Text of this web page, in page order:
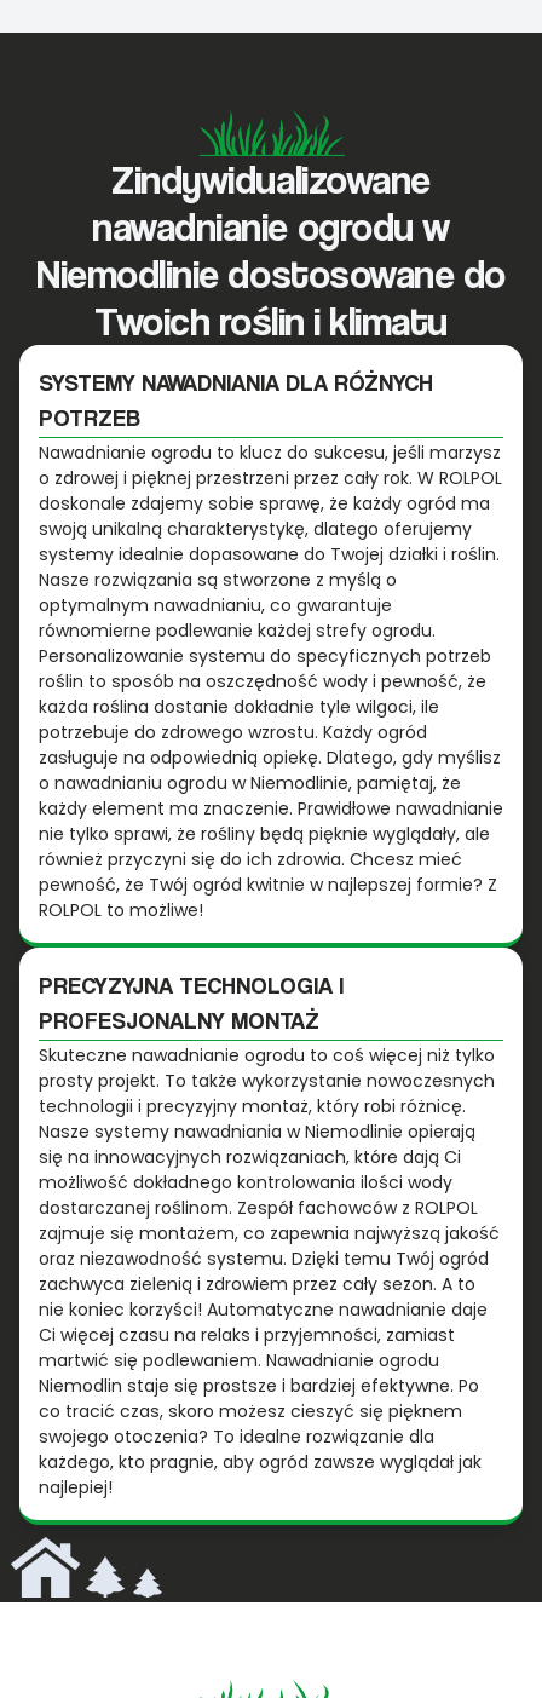
Zindywidualizowane
nawadnianie ogrodu w
Niemodlinie dostosowane do
Twoich roślin i klimatu
SYSTEMY NAWADNIANIA DLA RÓŻNYCH
POTRZEB
Nawadnianie ogrodu to klucz do sukcesu, jeśli marzysz
o zdrowej i pięknej przestrzeni przez cały rok. W ROLPOL
doskonale zdajemy sobie sprawę, że każdy ogród ma
swoją unikalną charakterystykę, dlatego oferujemy
systemy idealnie dopasowane do Twojej działki i roślin.
Nasze rozwiązania są stworzone z myślą o
optymalnym nawadnianiu, co gwarantuje
równomierne podlewanie każdej strefy ogrodu.
Personalizowanie systemu do specyficznych potrzeb
roślin to sposób na oszczędność wody i pewność, że
każda roślina dostanie dokładnie tyle wilgoci, ile
potrzebuje do zdrowego wzrostu. Każdy ogród
zasługuje na odpowiednią opiekę. Dlatego, gdy myślisz
o nawadnianiu ogrodu w Niemodlinie, pamiętaj, że
każdy element ma znaczenie. Prawidłowe nawadnianie
nie tylko sprawi, że rośliny będą pięknie wyglądały, ale
również przyczyni się do ich zdrowia. Chcesz mieć
pewność, że Twój ogród kwitnie w najlepszej formie? Z
ROLPOL to możliwe!
PRECYZYJNA TECHNOLOGIA I
PROFESJONALNY MONTAŻ
Skuteczne nawadnianie ogrodu to coś więcej niż tylko
prosty projekt. To także wykorzystanie nowoczesnych
technologii i precyzyjny montaż, który robi różnicę.
Nasze systemy nawadniania w Niemodlinie opierają
się na innowacyjnych rozwiązaniach, które dają Ci
możliwość dokładnego kontrolowania ilości wody
dostarczanej roślinom. Zespół fachowców z ROLPOL
zajmuje się montażem, co zapewnia najwyższą jakość
oraz niezawodność systemu. Dzięki temu Twój ogród
zachwyca zielenią i zdrowiem przez cały sezon. A to
nie koniec korzyści! Automatyczne nawadnianie daje
Ci więcej czasu na relaks i przyjemności, zamiast
martwić się podlewaniem. Nawadnianie ogrodu
Niemodlin staje się prostsze i bardziej efektywne. Po
co tracić czas, skoro możesz cieszyć się pięknem
swojego otoczenia? To idealne rozwiązanie dla
każdego, kto pragnie, aby ogród zawsze wyglądał jak
najlepiej!